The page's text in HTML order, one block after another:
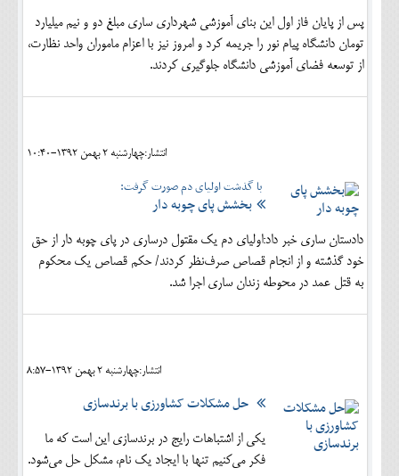
پس از پایان فاز اول این بنای آموزشی شهرداری ساری مبلغ دو و نیم میلیارد
تومان دانشگاه پیام نور را جریمه کرد و امروز نیز با اعزام ماموران واحد نظارت،
از توسعه فضای آموزشی دانشگاه جلوگیری کردند.
انتشار:چهارشنبه 2 بهمن 1392-10:40
با گذشت اولیای دم صورت گرفت:
بخشش پای چوبه دار
دادستان ساري خبر داد:اولیای دم یک مقتول درساري در پای چوبه دار از حق
خود گذشته و از انجام قصاص صرف‌نظر کردند/ حکم قصاص یک محکوم
به قتل عمد در محوطه زندان ساری اجرا شد.
انتشار:چهارشنبه 2 بهمن 1392-8:57
حل مشکلات کشاورزی با برندسازی
یکی از اشتباهات رایج در برندسازی این است که ما
فکر می‌کنیم تنها با ایجاد یک نام، مشکل حل می‌شود.